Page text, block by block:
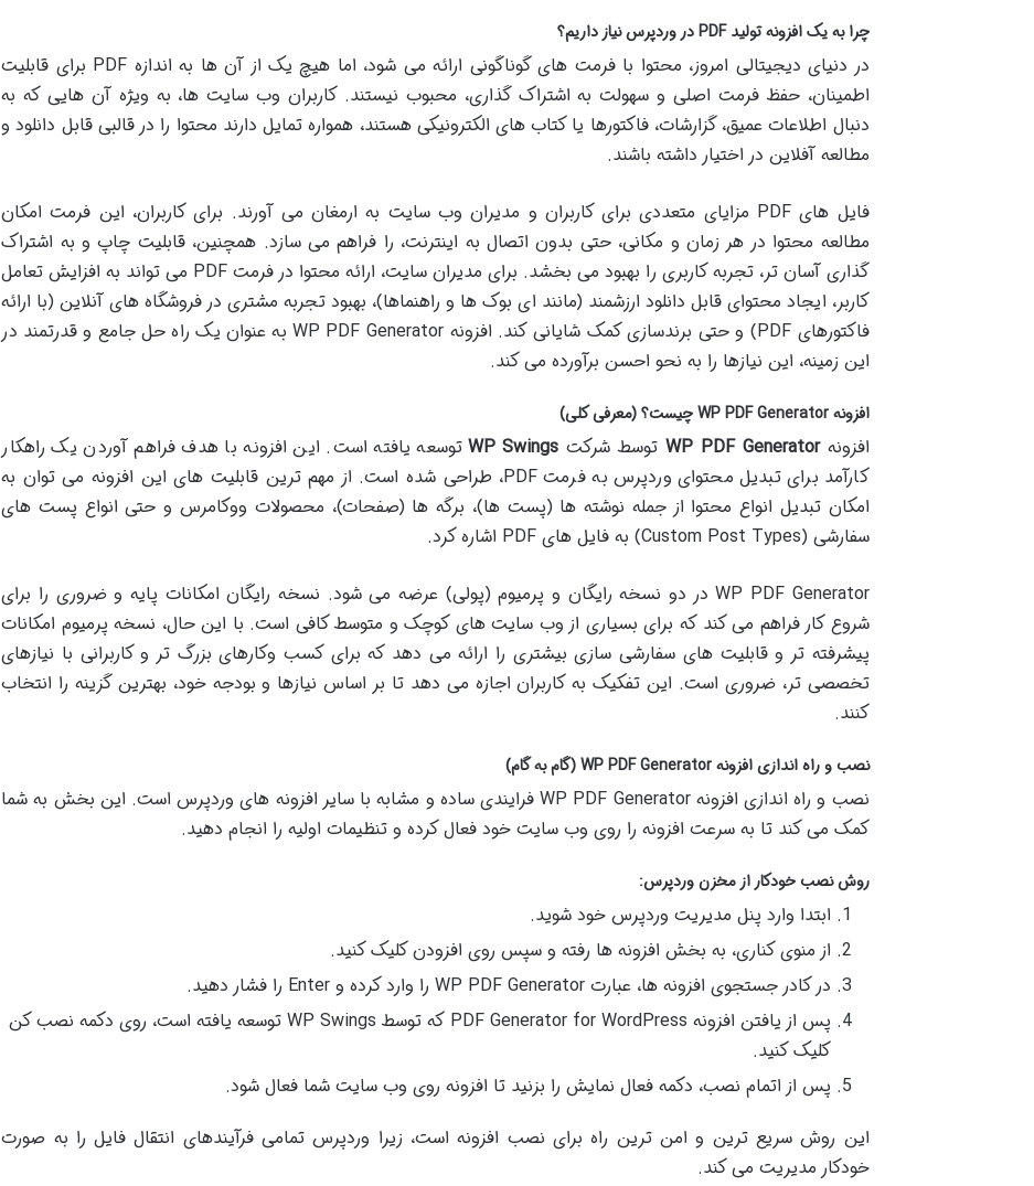
چرا به یک افزونه تولید PDF در وردپرس نیاز داریم؟
در دنیای دیجیتالی امروز، محتوا با فرمت های گوناگونی ارائه می شود، اما هیچ یک از آن ها به اندازه PDF برای قابلیت
اطمینان، حفظ فرمت اصلی و سهولت به اشتراک گذاری، محبوب نیستند. کاربران وب سایت ها، به ویژه آن هایی که به
دنبال اطلاعات عمیق، گزارشات، فاکتورها یا کتاب های الکترونیکی هستند، همواره تمایل دارند محتوا را در قالبی قابل دانلود و
مطالعه آفلاین در اختیار داشته باشند.
فایل های PDF مزایای متعددی برای کاربران و مدیران وب سایت به ارمغان می آورند. برای کاربران، این فرمت امکان
مطالعه محتوا در هر زمان و مکانی، حتی بدون اتصال به اینترنت، را فراهم می سازد. همچنین، قابلیت چاپ و به اشتراک
گذاری آسان تر، تجربه کاربری را بهبود می بخشد. برای مدیران سایت، ارائه محتوا در فرمت PDF می تواند به افزایش تعامل
کاربر، ایجاد محتوای قابل دانلود ارزشمند (مانند ای بوک ها و راهنماها)، بهبود تجربه مشتری در فروشگاه های آنلاین (با ارائه
فاکتورهای PDF) و حتی برندسازی کمک شایانی کند. افزونه WP PDF Generator به عنوان یک راه حل جامع و قدرتمند در
این زمینه، این نیازها را به نحو احسن برآورده می کند.
افزونه WP PDF Generator چیست؟ (معرفی کلی)
افزونهWP PDF Generatorتوسط شرکت WP Swings توسعه یافته است. این افزونه با هدف فراهم آوردن یک راهکار
کارآمد برای تبدیل محتوای وردپرس به فرمت PDF، طراحی شده است. از مهم ترین قابلیت های این افزونه می توان به
امکان تبدیل انواع محتوا از جمله نوشته ها (پست ها)، برگه ها (صفحات)، محصولات ووکامرس و حتی انواع پست های
سفارشی (Custom Post Types) به فایل های PDF اشاره کرد.
WP PDF Generator در دو نسخه رایگان و پرمیوم (پولی) عرضه می شود. نسخه رایگان امکانات پایه و ضروری را برای
شروع کار فراهم می کند که برای بسیاری از وب سایت های کوچک و متوسط کافی است. با این حال، نسخه پرمیوم امکانات
پیشرفته تر و قابلیت های سفارشی سازی بیشتری را ارائه می دهد که برای کسب وکارهای بزرگ تر و کاربرانی با نیازهای
تخصصی تر، ضروری است. این تفکیک به کاربران اجازه می دهد تا بر اساس نیازها و بودجه خود، بهترین گزینه را انتخاب
کنند.
نصب و راه اندازی افزونه WP PDF Generator (گام به گام)
نصب و راه اندازی افزونه WP PDF Generator فرایندی ساده و مشابه با سایر افزونه های وردپرس است. این بخش به شما
کمک می کند تا به سرعت افزونه را روی وب سایت خود فعال کرده و تنظیمات اولیه را انجام دهید.
روش نصب خودکار از مخزن وردپرس:
ابتدا وارد پنل مدیریت وردپرس خود شوید.
از منوی کناری، به بخش افزونه ها رفته و سپس روی افزودن کلیک کنید.
در کادر جستجوی افزونه ها، عبارت WP PDF Generator را وارد کرده و Enter را فشار دهید.
پس از یافتن افزونه PDF Generator for WordPress که توسط WP Swings توسعه یافته است، روی دکمه نصب کن
کلیک کنید.
پس از اتمام نصب، دکمه فعال نمایش را بزنید تا افزونه روی وب سایت شما فعال شود.
این روش سریع ترین و امن ترین راه برای نصب افزونه است، زیرا وردپرس تمامی فرآیندهای انتقال فایل را به صورت
خودکار مدیریت می کند.